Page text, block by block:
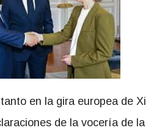
en la gira europea de Xi
de la vocería de la